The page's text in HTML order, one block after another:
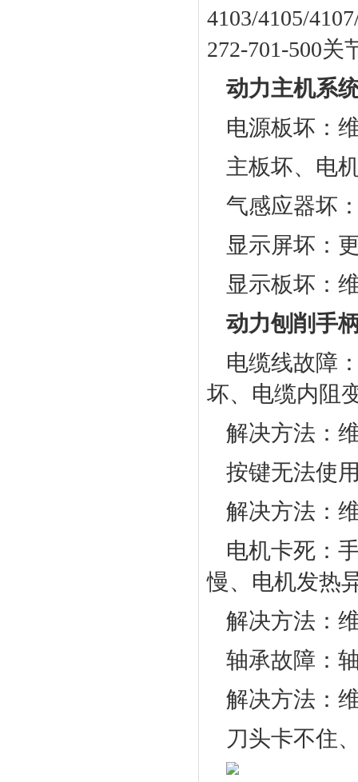
4103/4105/
272-701-500
动力主机系
电源板坏：
主板坏、电
气感应器坏
显示屏坏：
显示板坏：
动力刨削手
电缆线故障
坏、电缆内阻
解决方法：
按键无法使
解决方法：
电机卡死：
慢、电机发热
解决方法：
轴承故障：
解决方法：
刀头卡不住